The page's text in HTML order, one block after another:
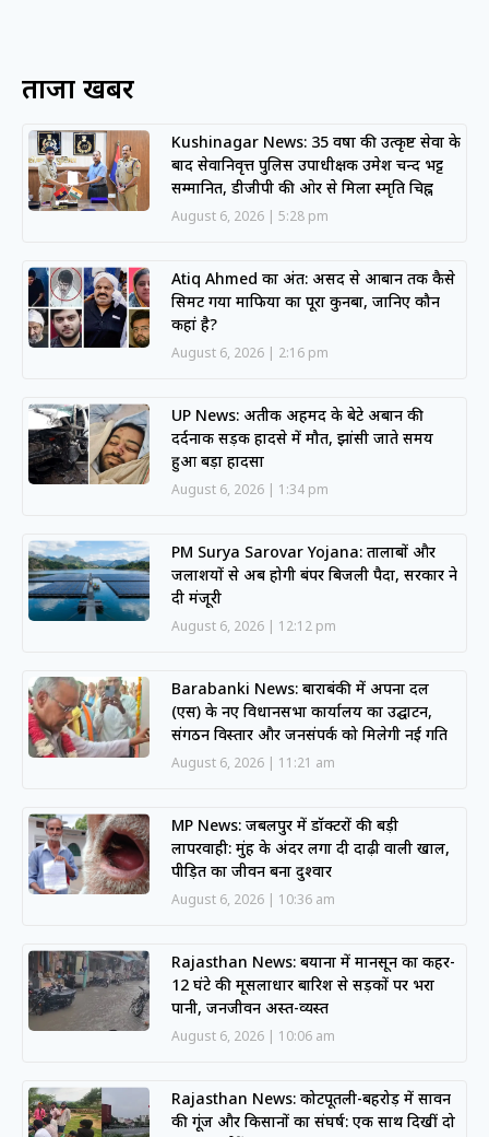
ताजा खबरें
Kushinagar News: 35 वर्षों की उत्कृष्ट सेवा के
बाद सेवानिवृत्त पुलिस उपाधीक्षक उमेश चन्द भट्ट
सम्मानित, डीजीपी की ओर से मिला स्मृति चिह्न
August 6, 2026 5:28 pm
Atiq Ahmed का अंत: असद से आबान तक कैसे
सिमट गया माफिया का पूरा कुनबा, जानिए कौन
कहां है?
August 6, 2026 2:16 pm
UP News: अतीक अहमद के बेटे अबान की
दर्दनाक सड़क हादसे में मौत, झांसी जाते समय
हुआ बड़ा हादसा
August 6, 2026 1:34 pm
PM Surya Sarovar Yojana: तालाबों और
जलाशयों से अब होगी बंपर बिजली पैदा, सरकार ने
दी मंजूरी
August 6, 2026 12:12 pm
Barabanki News: बाराबंकी में अपना दल
(एस) के नए विधानसभा कार्यालय का उद्घाटन,
संगठन विस्तार और जनसंपर्क को मिलेगी नई गति
August 6, 2026 11:21 am
MP News: जबलपुर में डॉक्टरों की बड़ी
लापरवाही: मुंह के अंदर लगा दी दाढ़ी वाली खाल,
पीड़ित का जीवन बना दुश्वार
August 6, 2026 10:36 am
Rajasthan News: बयाना में मानसून का कहर-
12 घंटे की मूसलाधार बारिश से सड़कों पर भरा
पानी, जनजीवन अस्त-व्यस्त
August 6, 2026 10:06 am
Rajasthan News: कोटपूतली-बहरोड़ में सावन
की गूंज और किसानों का संघर्ष: एक साथ दिखीं दो